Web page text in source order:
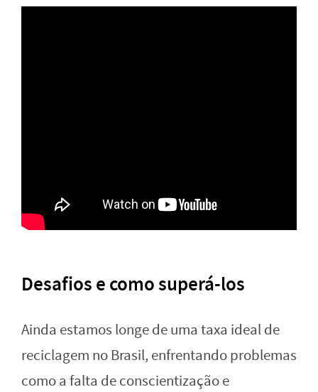
Desafios e como superá-los
Ainda estamos longe de uma taxa ideal de
reciclagem no Brasil, enfrentando problemas
como a falta de conscientização e